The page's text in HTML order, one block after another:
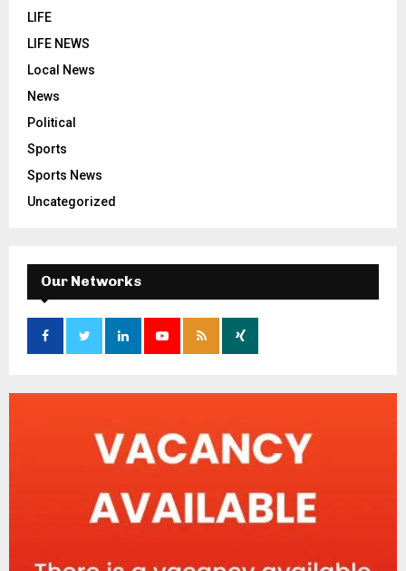
LIFE
LIFE NEWS
Local News
News
Political
Sports
Sports News
Uncategorized
Our Networks